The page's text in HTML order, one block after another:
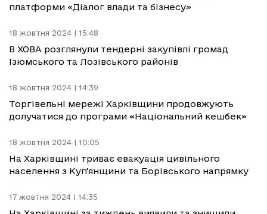
платформи «Діалог влади та бізнесу»
18 жовтня 2024 | 15:48
В ХОВА розглянули тендерні закупівлі громад
Ізюмського та Лозівського районів
18 жовтня 2024 | 14:39
Торгівельні мережі Харківщини продовжують
долучатися до програми «Національний кешбек»
18 жовтня 2024 | 10:05
На Харківщині триває евакуація цивільного
населення з Купʼянщини та Борівського напрямку
17 жовтня 2024 | 14:35